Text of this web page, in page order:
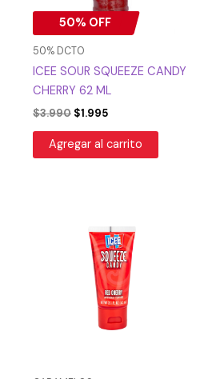
50% OFF
50% DCTO
ICEE SOUR SQUEEZE CANDY
CHERRY 62 ML
$3.990 $1.995
Agregar al carrito